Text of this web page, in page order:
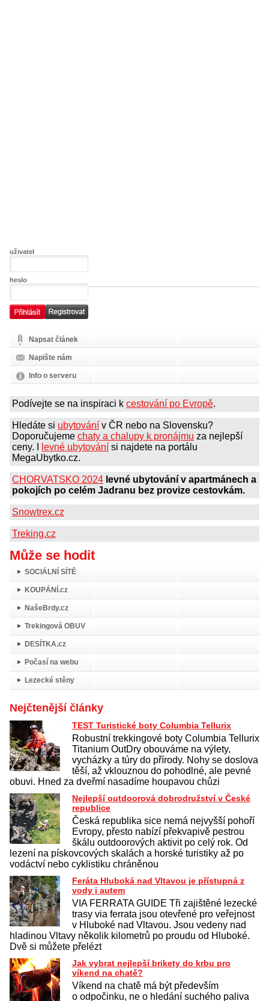
uživatel
heslo
Napsat článek
Napište nám
Info o serveru
Podívejte se na inspiraci k cestování po Evropě.
Hledáte si ubytování v ČR nebo na Slovensku?
Doporučujeme chaty a chalupy k pronájmu za nejlepší
ceny. I
levné ubytování si najdete na portálu
MegaUbytko.cz.
CHORVATSKO 2024 levné ubytování v apartmánech a
pokojích po celém Jadranu bez provize cestovkám.
Snowtrex.cz
Treking.cz
Může se hodit
SOCIÁLNÍ SÍTĚ
KOUPÁNÍ.cz
NašeBrdy.cz
Trekingová OBUV
DESÍTKA.cz
Počasí na webu
Lezecké stěny
Nejčtenější články
TEST Turistické boty Columbia Tellurix
Robustní trekkingové boty Columbia Tellurix
Titanium OutDry obouváme na výlety,
vycházky a túry do přírody. Nohy se doslova
těší, až vklouznou do pohodlné, ale pevné
obuvi. Hned za dveřmí nasadíme houpavou chůzi
Nejlepší outdoorová dobrodružství v České
republice
Česká republika sice nemá nejvyšší pohoří
Evropy, přesto nabízí překvapivě pestrou
škálu outdoorových aktivit po celý rok. Od
lezení na pískovcových skalách a horské turistiky až po
vodáctví nebo cyklistiku chráněnou
Feráta Hluboká nad Vltavou je přístupná z
vody i autem
VIA FERRATA GUIDE Tři zajištěné lezecké
trasy via ferrata jsou otevřené pro veřejnost
v Hluboké nad Vltavou. Jsou vedeny nad
hladinou Vltavy několik kilometrů po proudu od Hluboké.
Dvě si můžete přelézt
Jak vybrat nejlepší brikety do krbu pro
víkend na chatě?
Víkend na chatě má být především
o odpočinku, ne o hledání suchého paliva